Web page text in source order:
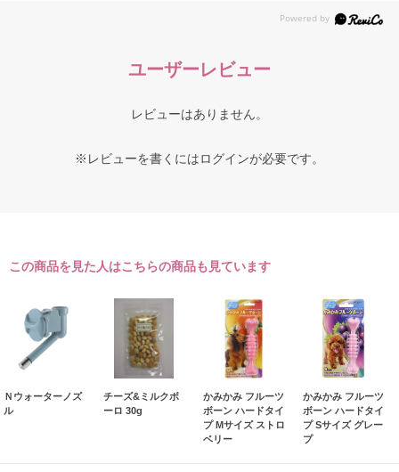
ユーザーレビュー
レビューはありません。
※レビューを書くにはログインが必要です。
この商品を見た人はこちらの商品も見ています
Ｎウォーターノズ
ル
チーズ&ミルクボ
ーロ 30g
かみかみ フルーツ
ボーン ハードタイ
プ Mサイズ ストロ
ベリー
かみかみ フルーツ
ボーン ハードタイ
プ Sサイズ グレー
プ